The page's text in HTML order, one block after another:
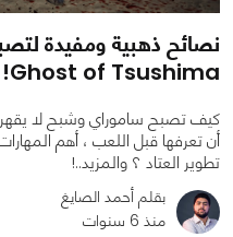
نصائح ذهبية ومفيدة
Ghost of Tsushima!
كيف تصبح ساموراي وشبح لا يقهر
أن تعرفها قبل اللعب ، أهم
تطوير العتاد ؟ والمزيد..!
بقلم أحمد الصايغ
منذ 6 سنوات